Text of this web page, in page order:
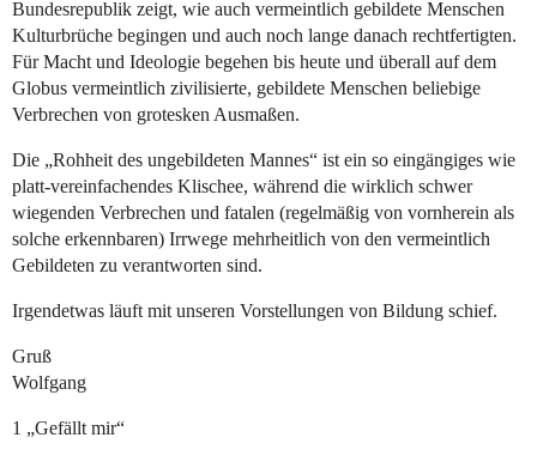
Bundesrepublik zeigt, wie auch vermeintlich gebildete Menschen
Kulturbrüche begingen und auch noch lange danach rechtfertigten.
Für Macht und Ideologie begehen bis heute und überall auf dem
Globus vermeintlich zivilisierte, gebildete Menschen beliebige
Verbrechen von grotesken Ausmaßen.
Die „Rohheit des ungebildeten Mannes“ ist ein so eingängiges wie
platt-vereinfachendes Klischee, während die wirklich schwer
wiegenden Verbrechen und fatalen (regelmäßig von vornherein als
solche erkennbaren) Irrwege mehrheitlich von den vermeintlich
Gebildeten zu verantworten sind.
Irgendetwas läuft mit unseren Vorstellungen von Bildung schief.
Gruß
Wolfgang
1 „Gefällt mir“